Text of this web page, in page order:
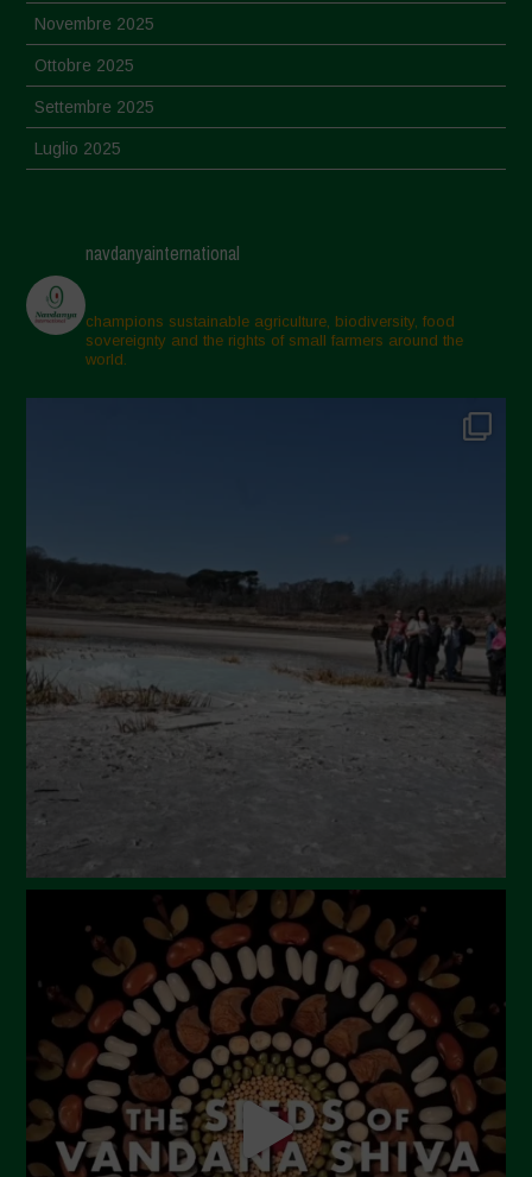
Novembre 2025
Ottobre 2025
Settembre 2025
Luglio 2025
Aprile 2025
Marzo 2025
Febbraio 2025
Gennaio 2025
Settembre 2024
Luglio 2024
Maggio 2024
Aprile 2024
Marzo 2024
Febbraio 2024
Ottobre 2023
Settembre 2023
Agosto 2023
Luglio 2023
Giugno 2023
Maggio 2023
navdanyainternational
champions sustainable agriculture, biodiversity, food
sovereignty and the rights of small farmers around the
world.